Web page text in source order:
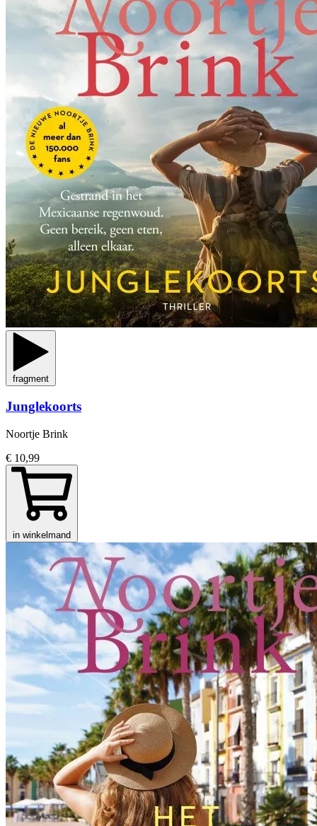
fragment
Junglekoorts
Noortje Brink
€ 10,99
in winkelmand